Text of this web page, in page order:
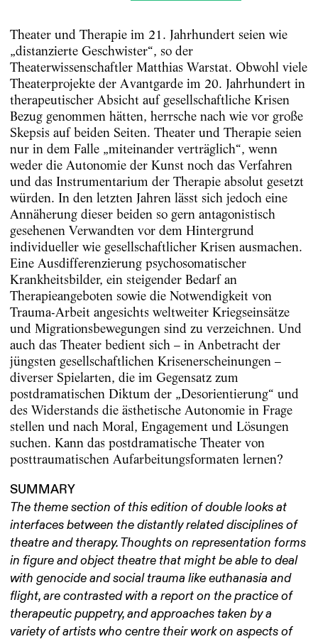
Theater und Therapie im 21. Jahrhundert seien wie
„distanzierte Geschwister“, so der
Theaterwissenschaftler Matthias Warstat. Obwohl viele
Theaterprojekte der Avantgarde im 20. Jahrhundert in
therapeutischer Absicht auf gesellschaftliche Krisen
Bezug genommen hätten, herrsche nach wie vor große
Skepsis auf beiden Seiten. Theater und Therapie seien
nur in dem Falle „miteinander verträglich“, wenn
weder die Autonomie der Kunst noch das Verfahren
und das Instrumentarium der Therapie absolut gesetzt
würden. In den letzten Jahren lässt sich jedoch eine
Annäherung dieser beiden so gern antagonistisch
gesehenen Verwandten vor dem Hintergrund
individueller wie gesellschaftlicher Krisen ausmachen.
Eine Ausdifferenzierung psychosomatischer
Krankheitsbilder, ein steigender Bedarf an
Therapieangeboten sowie die Notwendigkeit von
Trauma-Arbeit angesichts weltweiter Kriegseinsätze
und Migrationsbewegungen sind zu verzeichnen. Und
auch das Theater bedient sich – in Anbetracht der
jüngsten gesellschaftlichen Krisenerscheinungen –
diverser Spielarten, die im Gegensatz zum
postdramatischen Diktum der „Desorientierung“ und
des Widerstands die ästhetische Autonomie in Frage
stellen und nach Moral, Engagement und Lösungen
suchen. Kann das postdramatische Theater von
posttraumatischen Aufarbeitungsformaten lernen?
SUMMARY
The theme section of this edition of double looks at
interfaces between the distantly related disciplines of
theatre and therapy. Thoughts on representation forms
in figure and object theatre that might be able to deal
with genocide and social trauma like euthanasia and
flight, are contrasted with a report on the practice of
therapeutic puppetry, and approaches taken by a
variety of artists who centre their work on aspects of